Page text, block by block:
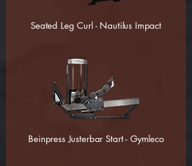
Seated Leg Curl - Nautilus Impact
Beinpress Justerbar Start - Gymleco